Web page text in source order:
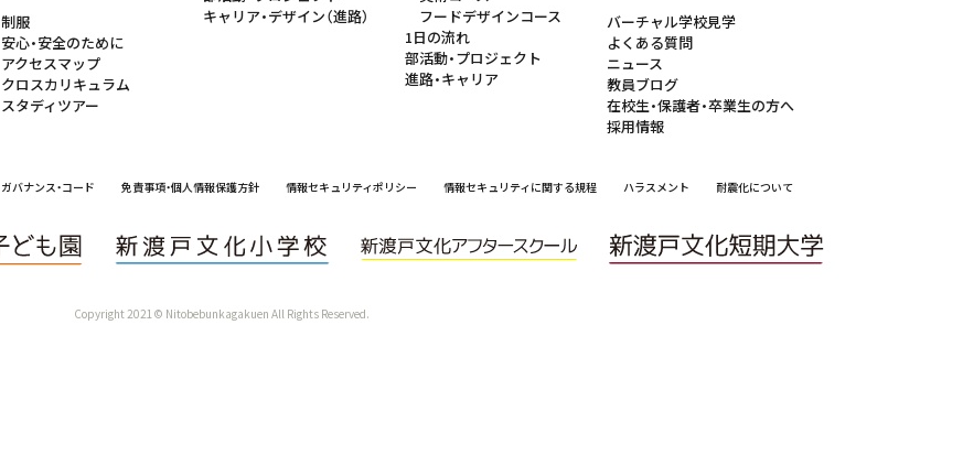
制服
安心・安全のために
アクセスマップ
クロスカリキュラム
スタディツアー
キャリア・デザイン（進路）
フードデザインコース
1日の流れ
部活動・プロジェクト
進路・キャリア
バーチャル学校見学
よくある質問
ニュース
教員ブログ
在校生・保護者・卒業生の方へ
採用情報
ガバナンス・コード 免責事項・個人情報保護方針 情報セキュリティポリシー 情報セキュリティに関する規程 ハラスメント 耐震化について
Copyright 2021© Nitobebunkagakuen All Rights Reserved.